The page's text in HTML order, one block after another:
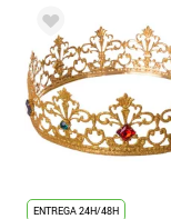
ENTREGA 24H/48H